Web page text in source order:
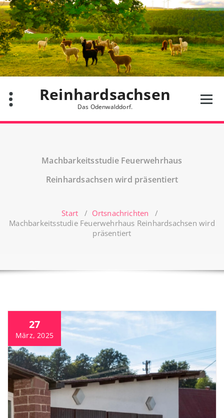
Zum
Inhalt
springen
Reinhardsachsen
Das Odenwalddorf.
Machbarkeitsstudie Feuerwehrhaus
Reinhardsachsen wird präsentiert
Start / Ortsnachrichten /
Machbarkeitsstudie Feuerwehrhaus Reinhardsachsen wird
präsentiert
27
März, 2025